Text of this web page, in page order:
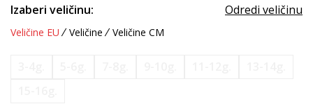
Izaberi veličinu: Odredi veličinu
Veličine EU Veličine Veličine CM